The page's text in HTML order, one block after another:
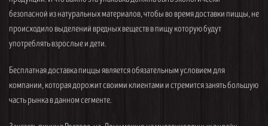
безопасной из натуральных материалов, чтобы во время доставки пиццы, не
происходило выделений вредных веществ в пищу которую будут
употреблять взрослые и дети.
Бесплатная доставка пиццы является обязательным условием для
компании, которая дорожит своими клиентами и стремится занять большую
часть рынка в данном сегменте.